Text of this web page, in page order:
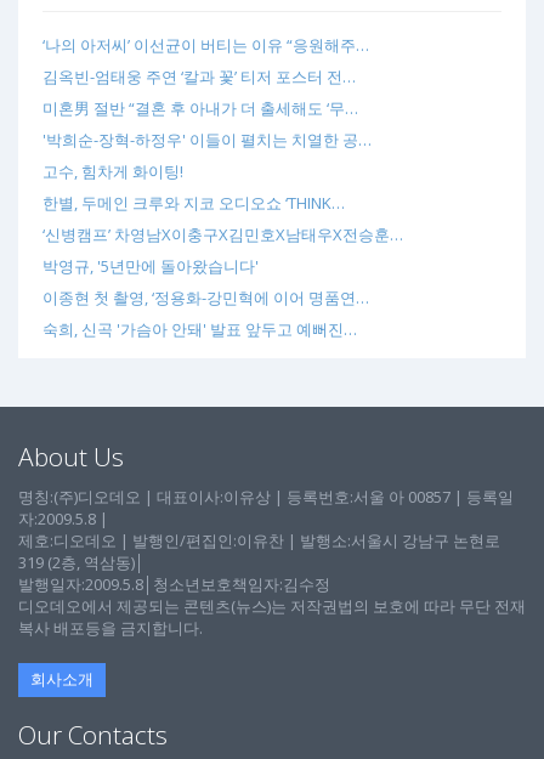
‘나의 아저씨’ 이선균이 버티는 이유 “응원해주…
김옥빈-엄태웅 주연 ‘칼과 꽃’ 티저 포스터 전…
미혼男 절반 “결혼 후 아내가 더 출세해도 ‘무…
'박희순-장혁-하정우' 이들이 펼치는 치열한 공…
고수, 힘차게 화이팅!
한별, 두메인 크루와 지코 오디오쇼 ‘THINK…
‘신병캠프’ 차영남X이충구X김민호X남태우X전승훈…
박영규, '5년만에 돌아왔습니다'
이종현 첫 촬영, ‘정용화-강민혁에 이어 명품연…
숙희, 신곡 '가슴아 안돼' 발표 앞두고 예뻐진…
About Us
명칭:(주)디오데오 | 대표이사:이유상 | 등록번호:서울 아 00857 | 등록일
자:2009.5.8 |
제호:디오데오 | 발행인/편집인:이유찬 | 발행소:서울시 강남구 논현로
319 (2층, 역삼동)│
발행일자:2009.5.8│청소년보호책임자:김수정
디오데오에서 제공되는 콘텐츠(뉴스)는 저작권법의 보호에 따라 무단 전재
복사 배포등을 금지합니다.
회사소개
Our Contacts